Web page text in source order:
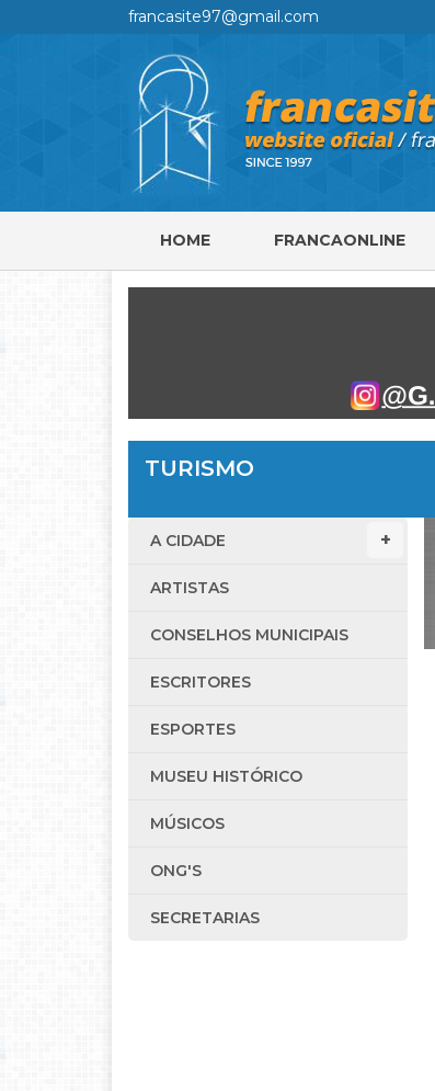
francasite97@gmail.com
HOME FRANCAONLINE
TURISMO
A CIDADE
ARTISTAS
CONSELHOS MUNICIPAIS
ESCRITORES
ESPORTES
MUSEU HISTÓRICO
MÚSICOS
ONG'S
SECRETARIAS